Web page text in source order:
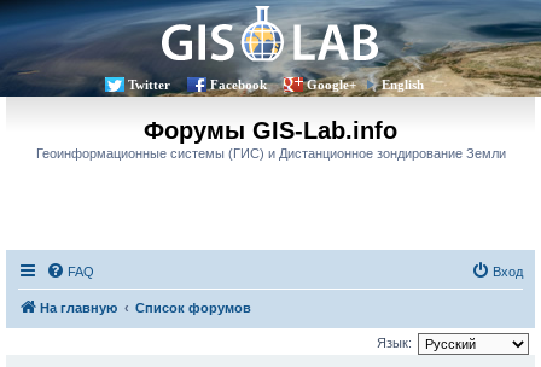
Twitter Facebook Google+ English
Форумы GIS-Lab.info
Геоинформационные системы (ГИС) и Дистанционное зондирование Земли
FAQ Вход
На главную Список форумов
Язык: